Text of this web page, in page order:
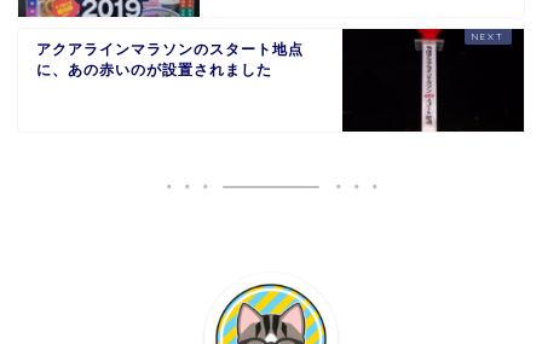
アクアラインマラソンのスタート地点
に、あの赤いのが設置されました